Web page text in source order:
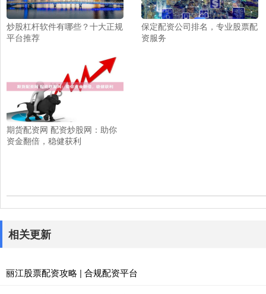
炒股杠杆软件有哪些？十大正规
平台推荐
保定配资公司排名，专业股票配
资服务
期货配资网 配资炒股网：助你
资金翻倍，稳健获利
相关更新
丽江股票配资攻略 | 合规配资平台